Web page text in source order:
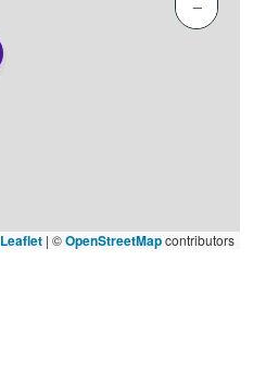
−
Leaflet | ©OpenStreetMapcontributors